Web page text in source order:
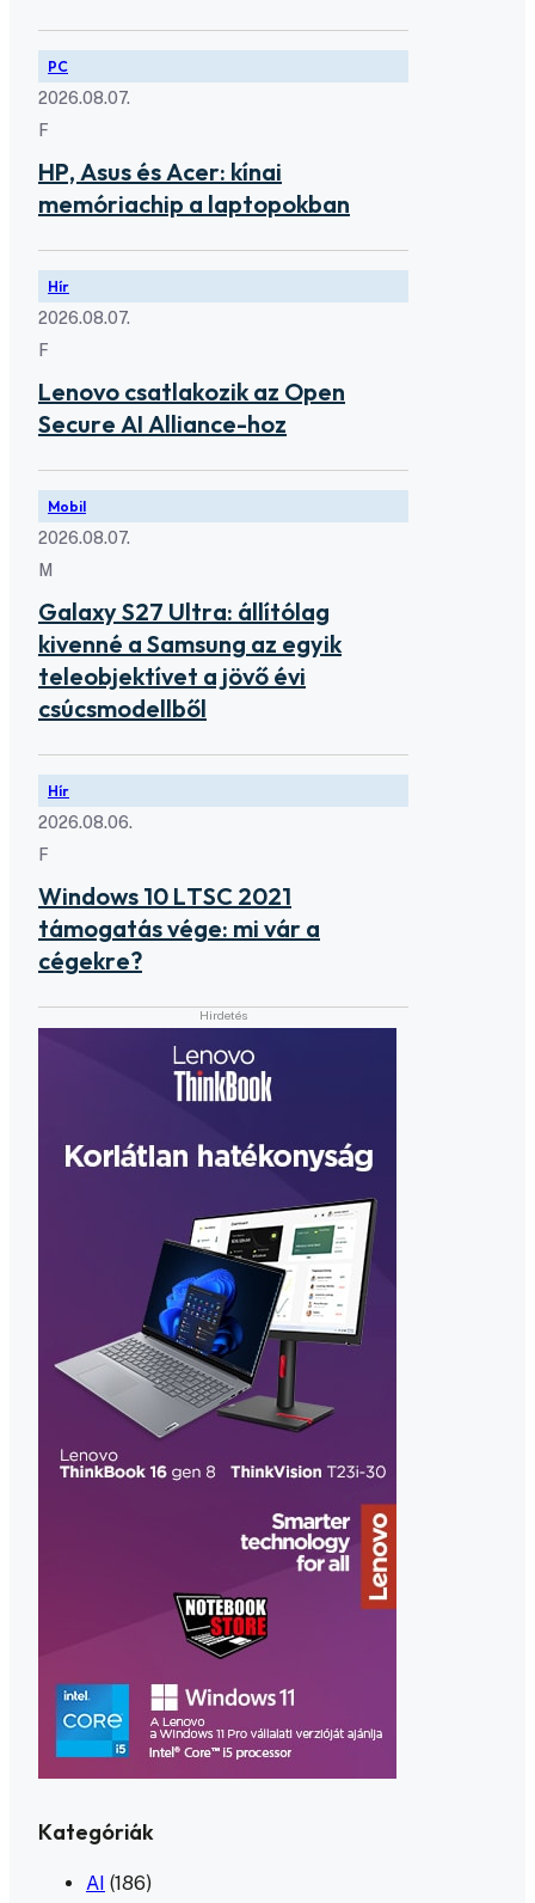
PC
2026.08.07.
F
HP, Asus és Acer: kínai
memóriachip a laptopokban
Hír
2026.08.07.
F
Lenovo csatlakozik az Open
Secure AI Alliance-hoz
Mobil
2026.08.07.
M
Galaxy S27 Ultra: állítólag
kivenné a Samsung az egyik
teleobjektívet a jövő évi
csúcsmodellből
Hír
2026.08.06.
F
Windows 10 LTSC 2021
támogatás vége: mi vár a
cégekre?
Kategóriák
AI (186)